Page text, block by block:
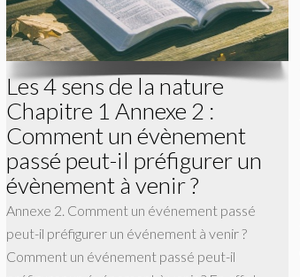
Les 4 sens de la nature
Chapitre 1 Annexe 2 :
Comment un évènement
passé peut-il préfigurer un
évènement à venir ?
Annexe 2. Comment un événement passé
peut-il préfigurer un événement à venir ?
Comment un événement passé peut-il